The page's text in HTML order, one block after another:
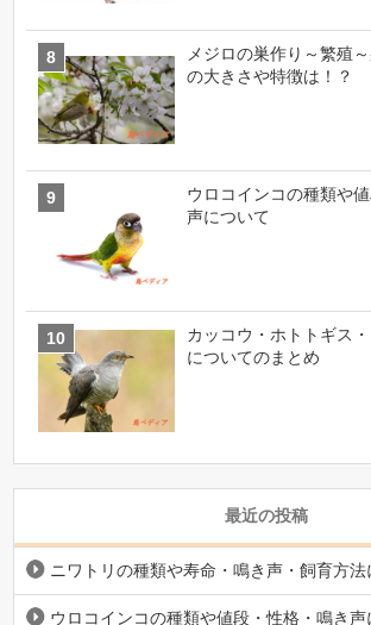
メジロの巣作り～繁殖
の大きさや特徴は！？
ウロコインコの種類や
声について
カッコウ・ホトトギス
についてのまとめ
最近の投稿
ニワトリの種類や寿命・鳴き声・飼育方法
ウロコインコの種類や値段・性格・鳴き声